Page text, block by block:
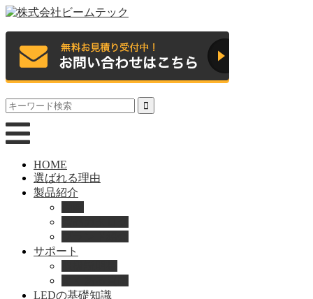
HOME
選ばれる理由
製品紹介
サポート
LEDの基礎知識